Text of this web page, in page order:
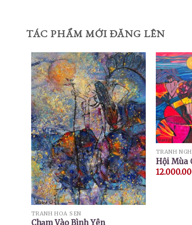
TÁC PHẨM MỚI ĐĂNG LÊN
TRANH HOA SEN
Chạm Vào Bình Yên
TRANH
Hội Mùa